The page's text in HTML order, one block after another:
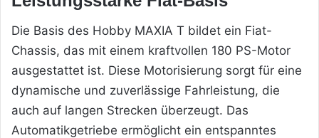
Die Basis des Hobby MAXIA T bildet ein Fiat-
Chassis, das mit einem kraftvollen 180 PS-Motor
ausgestattet ist. Diese Motorisierung sorgt für eine
dynamische und zuverlässige Fahrleistung, die
auch auf langen Strecken überzeugt. Das
Automatikgetriebe ermöglicht ein entspanntes